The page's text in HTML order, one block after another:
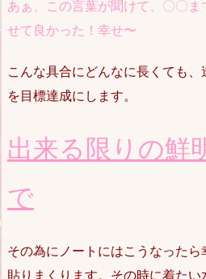
あぁ、この言葉が聞けて、〇〇
せて良かった！幸せ〜
こんな具合にどんなに長くても
を目標達成にします。
出来る限りの鮮
で
その為にノートにはこうなった
貼りまくります。その時に着た